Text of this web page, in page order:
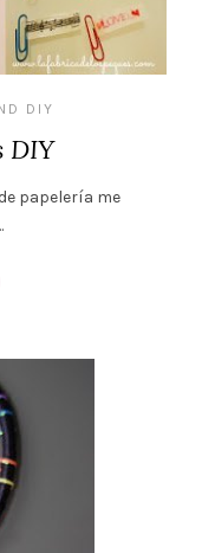
DIY
DIY
papelería me